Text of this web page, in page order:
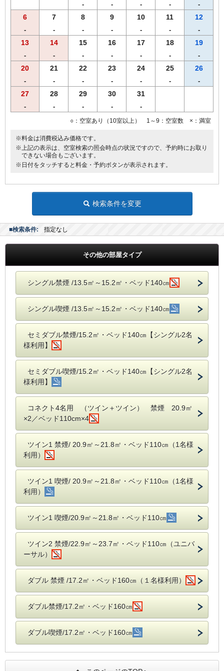
◆HDMIケーブル完備
◆ＶＯＤルームシアター全室設置（1日1,000円）
●館内コインランドリー完備（有料）
※ダブルルームは全て線路に近いお部屋になっております。
始発～終電までのお時間は、電車の通過音が聞こえる場合がござい
- - - - -
6
-
7
-
8
-
9
-
10
-
11
-
12
-
13
-
14
-
15
-
16
-
17
-
18
-
19
-
20
-
21
-
22
-
23
-
24
-
25
-
26
-
27
-
28
-
29
-
30
-
31
-
○：空室あり（10室以上） 1～9：空室数 ×：満室
※料金は消費税込み価格です。
※上記の表示は、空室検索の照会時点の状況ですので、予約時にお取り
できない場合もございます。
※日付をタッチすると料金・予約ボタンが表示されます。
検索条件を変更
■検索条件: 指定なし
その他の部屋タイプ
シングル禁煙 /13.5㎡～15.2㎡・ベッド140㎝
シングル喫煙 /13.5㎡～15.2㎡・ベッド140㎝
セミダブル禁煙/15.2㎡・ベッド140㎝【シングル2名
様利用】
セミダブル喫煙/15.2㎡・ベッド140㎝【シングル2名
様利用】
コネクト4名用 （ツイン＋ツイン） 禁煙 20.9㎡
×2／ベッド110cm×4
ツイン1 禁煙/ 20.9㎡～21.8㎡・ベッド110㎝（1名様
利用）
ツイン1 喫煙/ 20.9㎡～21.8㎡・ベッド110㎝（1名様
利用）
ツイン1 喫煙/20.9㎡～21.8㎡・ベッド110㎝
ツイン2 禁煙/22.9㎡～23.7㎡・ベッド110㎝（ユニバ
ーサル）
ダブル 禁煙 /17.2㎡・ベッド160㎝（１名様利用）
ダブル禁煙/17.2㎡・ベッド160㎝
ダブル喫煙/17.2㎡・ベッド160㎝